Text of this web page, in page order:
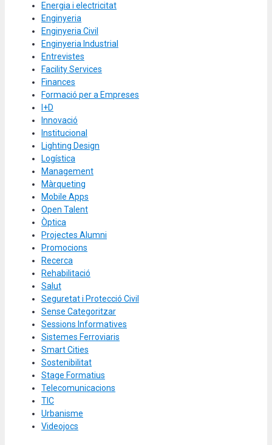
Energia i electricitat
Enginyeria
Enginyeria Civil
Enginyeria Industrial
Entrevistes
Facility Services
Finances
Formació per a Empreses
I+D
Innovació
Institucional
Lighting Design
Logística
Management
Màrqueting
Mobile Apps
Open Talent
Òptica
Projectes Alumni
Promocions
Recerca
Rehabilitació
Salut
Seguretat i Protecció Civil
Sense Categoritzar
Sessions Informatives
Sistemes Ferroviaris
Smart Cities
Sostenibilitat
Stage Formatius
Telecomunicacions
TIC
Urbanisme
Videojocs